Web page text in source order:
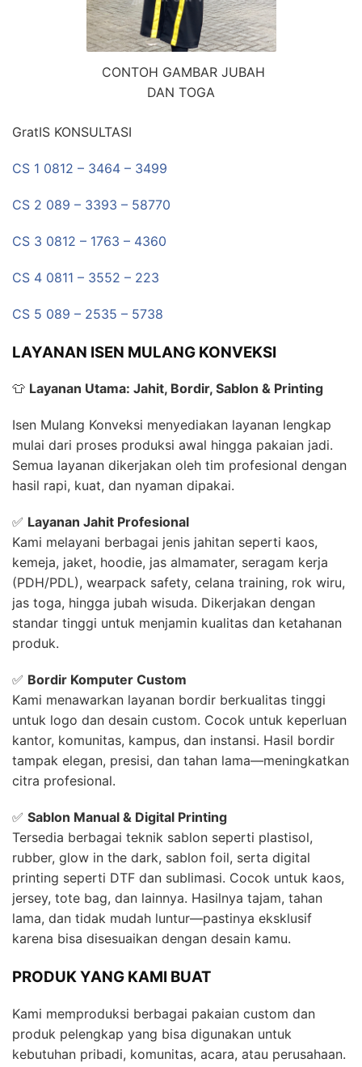
CONTOH GAMBAR JUBAH
DAN TOGA
GratIS KONSULTASI
CS 1 0812 – 3464 – 3499
CS 2 089 – 3393 – 58770
CS 3 0812 – 1763 – 4360
CS 4 0811 – 3552 – 223
CS 5 089 – 2535 – 5738
LAYANAN ISEN MULANG KONVEKSI
👕 Layanan Utama: Jahit, Bordir, Sablon & Printing
Isen Mulang Konveksi menyediakan layanan lengkap
mulai dari proses produksi awal hingga pakaian jadi.
Semua layanan dikerjakan oleh tim profesional dengan
hasil rapi, kuat, dan nyaman dipakai.
✅ Layanan Jahit Profesional
Kami melayani berbagai jenis jahitan seperti kaos,
kemeja, jaket, hoodie, jas almamater, seragam kerja
(PDH/PDL), wearpack safety, celana training, rok wiru,
jas toga, hingga jubah wisuda. Dikerjakan dengan
standar tinggi untuk menjamin kualitas dan ketahanan
produk.
✅ Bordir Komputer Custom
Kami menawarkan layanan bordir berkualitas tinggi
untuk logo dan desain custom. Cocok untuk keperluan
kantor, komunitas, kampus, dan instansi. Hasil bordir
tampak elegan, presisi, dan tahan lama—meningkatkan
citra profesional.
✅ Sablon Manual & Digital Printing
Tersedia berbagai teknik sablon seperti plastisol,
rubber, glow in the dark, sablon foil, serta digital
printing seperti DTF dan sublimasi. Cocok untuk kaos,
jersey, tote bag, dan lainnya. Hasilnya tajam, tahan
lama, dan tidak mudah luntur—pastinya eksklusif
karena bisa disesuaikan dengan desain kamu.
PRODUK YANG KAMI BUAT
Kami memproduksi berbagai pakaian custom dan
produk pelengkap yang bisa digunakan untuk
kebutuhan pribadi, komunitas, acara, atau perusahaan.